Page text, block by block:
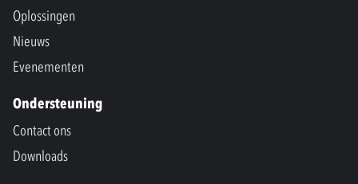
Oplossingen
Nieuws
Evenementen
Ondersteuning
Contact ons
Downloads